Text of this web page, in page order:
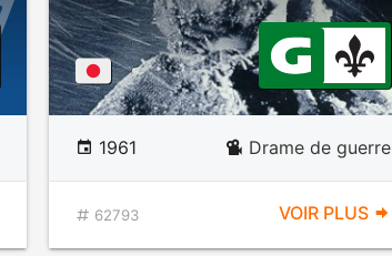
1961 Drame de guerre
62793 VOIR PLUS